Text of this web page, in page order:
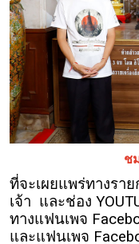
ช
ที่จะเผยแพร่ทางรา
เจ้า และช่อง
ทางแฟนเพจ
และแฟนเพจ